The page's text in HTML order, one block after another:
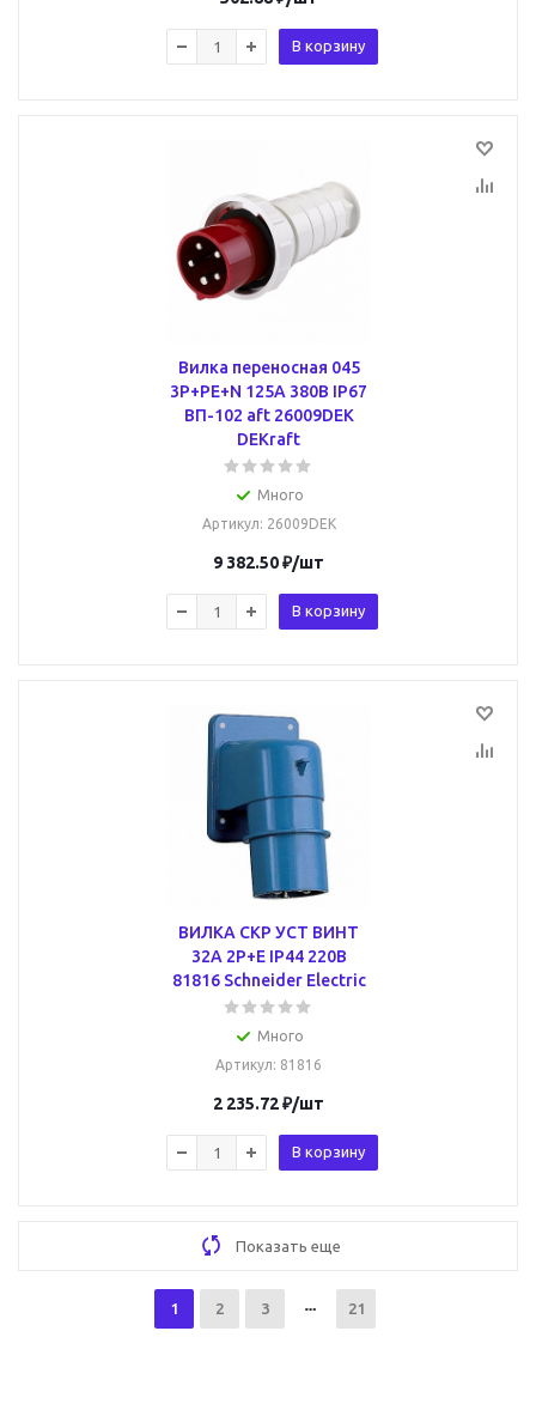
В корзину
Вилка переносная 045
3Р+РЕ+N 125А 380В IP67
ВП-102 aft 26009DEK
DEKraft
Много
Артикул: 26009DEK
9 382.50₽/шт
В корзину
ВИЛКА СКР УСТ ВИНТ
32А 2P+E IP44 220В
81816 Schneider Electric
Много
Артикул: 81816
2 235.72₽/шт
В корзину
Показать еще
1 2 3 21